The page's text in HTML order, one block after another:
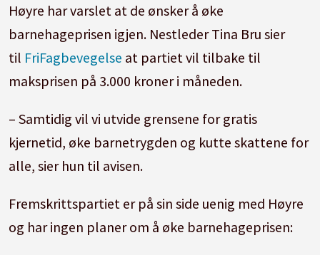
Høyre har varslet at de ønsker å øke
barnehageprisen igjen. Nestleder Tina Bru sier
til FriFagbevegelse at partiet vil tilbake til
maksprisen på 3.000 kroner i måneden.
– Samtidig vil vi utvide grensene for gratis
kjernetid, øke barnetrygden og kutte skattene for
alle, sier hun til avisen.
Fremskrittspartiet er på sin side uenig med Høyre
og har ingen planer om å øke barnehageprisen: